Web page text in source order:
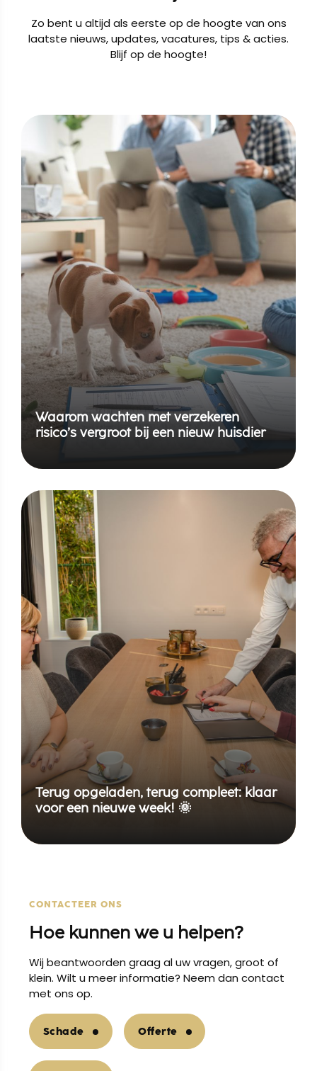
Zo bent u altijd als eerste op de hoogte van ons
laatste nieuws, updates, vacatures, tips & acties.
Blijf op de hoogte!
Waarom wachten met verzekeren
risico’s vergroot bij een nieuw huisdier
Terug opgeladen, terug compleet: klaar
voor een nieuwe week! 🌞
CONTACTEER ONS
Hoe kunnen we u helpen?
Wij beantwoorden graag al uw vragen, groot of
klein. Wilt u meer informatie? Neem dan contact
met ons op.
Schade Offerte